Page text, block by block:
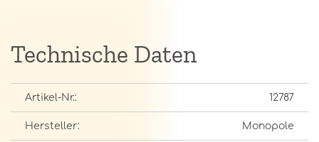
Technische Daten
Artikel-Nr.: 12787
Hersteller: Monopole